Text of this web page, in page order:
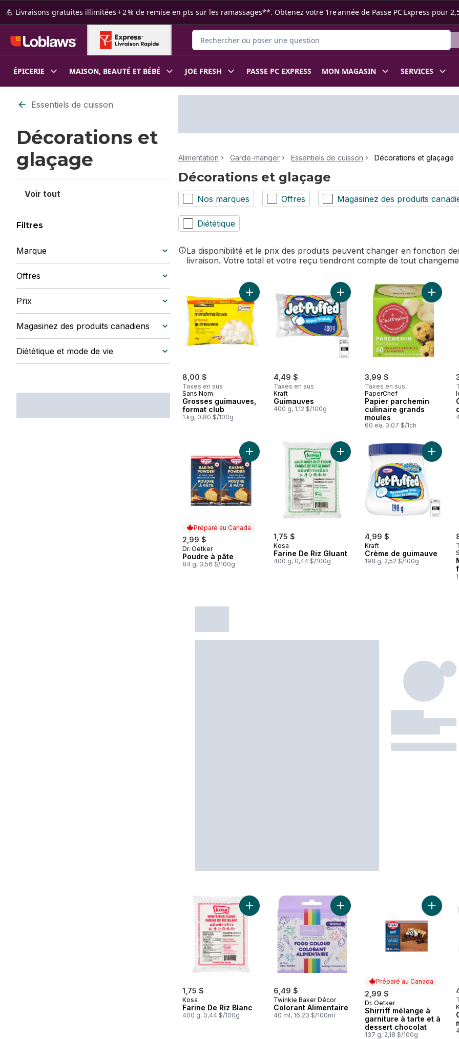
Passer au contenu principal
Passer au pied de page
💪 Livraisons gratuites illimitées + 2 % de remise en pts sur les ramassages**. Obtenez votre 1re année de Passe PC Express pour
Rechercher des produits
ÉPICERIE MAISON, BEAUTÉ ET BÉBÉ JOE FRESH PASSE PC EXPRESS MON MAGASIN SERVICES
Passer au filtrage du contenu
Essentiels de cuisson
Décorations et
glaçage
Voir tout
Filtres
Marque
Offres
Prix
Magasinez des produits canadiens
Diététique et mode de vie
Alimentation Garde-manger Essentiels de cuisson Décorations et glaçage
Décorations et glaçage
Nos marques Offres Magasinez des produits
Diététique
La disponibilité et le prix des produits peuvent changer en fonction
livraison. Votre total et votre reçu tiendront compte de tout
8,00 $
Taxes en sus
Sans Nom
Grosses guimauves,
format club
1 kg, 0,80 $/100g
Ajouter Grosses guimauves, format club au panier
4,49 $
Taxes en sus
Kraft
Guimauves
400 g, 1,12 $/100g
Ajouter Guimauves au panier
3,99 $
Taxes en sus
PaperChef
Papier parchemin
culinaire grands
moules
60 ea, 0,07 $/1ch
Ajouter
Préparé au Canada
2,99 $
Préparé au Canada
Dr. Oetker
Poudre à pâte
84 g, 3,56 $/100g
Ajouter Poudre à pâte au panier
1,75 $
Kosa
Farine De Riz Gluant
400 g, 0,44 $/100g
Ajouter Farine De Riz Gluant au
4,99 $
Kraft
Crème de guimauve
198 g, 2,52 $/100g
Ajouter
1,75 $
Kosa
Farine De Riz Blanc
400 g, 0,44 $/100g
Ajouter Farine De Riz Blanc au panier
6,49 $
Twinkle Baker Décor
Colorant Alimentaire
40 ml, 16,23 $/100ml
Ajouter Colorant Alimentaire au
Préparé au Canada
2,99 $
Préparé au Canada
Dr. Oetker
Shirriff mélange à
garniture à tarte et à
dessert chocolat
137 g, 2,18 $/100g
Ajouter